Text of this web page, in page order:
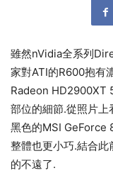
雖然nVidia全系列
家對ATI的R600抱有
Radeon HD2900XT
部位的細節.從照片
黑色的MSI GeForce
整體也更小巧.結合
的不遠了.